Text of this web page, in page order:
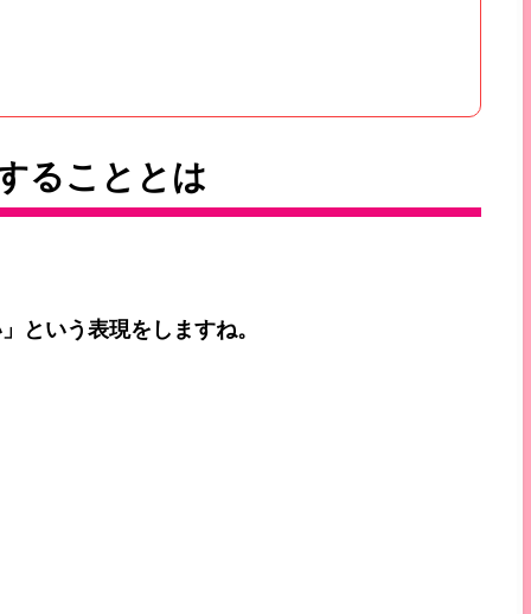
ることとは
という表現をしますね。